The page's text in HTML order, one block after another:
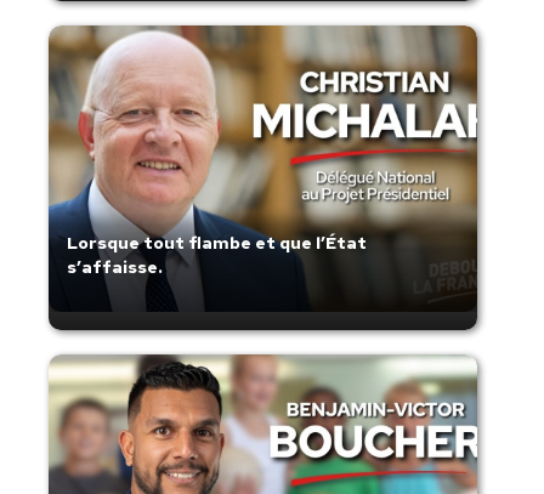
Lorsque tout flambe et que l’État
s’affaisse.